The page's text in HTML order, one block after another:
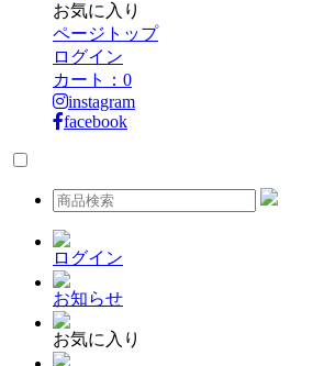
お気に入り
ページトップ
ログイン
カート： 0
instagram
facebook
ログイン
お知らせ
お気に入り